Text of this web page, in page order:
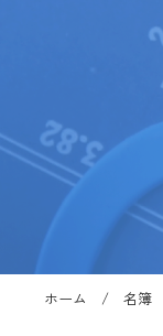
ホーム 名簿